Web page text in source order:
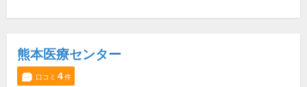
熊本医療センター
口コミ 4件